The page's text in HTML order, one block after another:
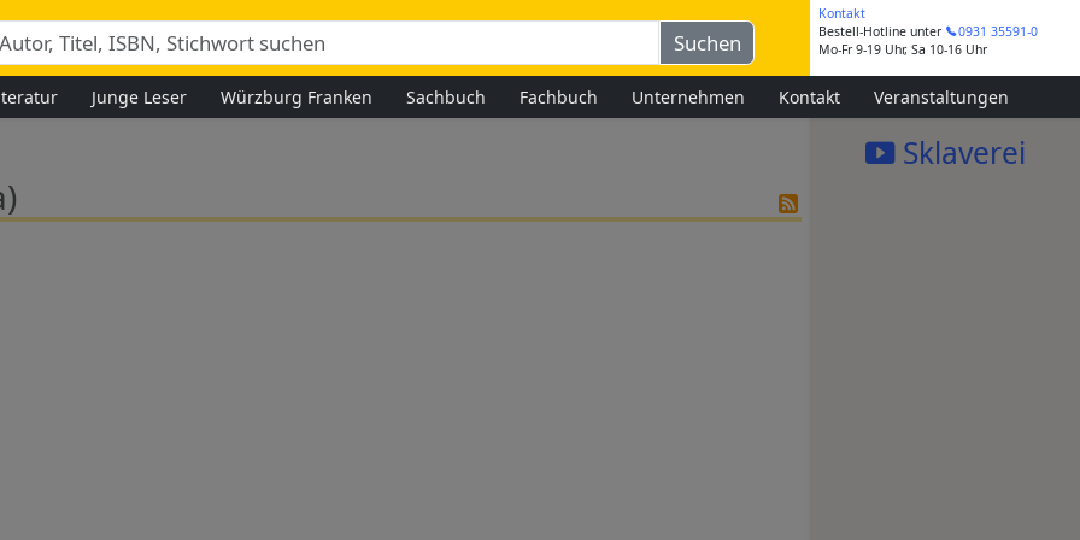
Kontakt
Bestell-Hotline unter
0931 35591-0
Mo-Fr 9-19 Uhr, Sa 10-16 Uhr
Junge Leser Würzburg Franken Sachbuch Fachbuch Unternehmen Kontakt Veranstaltungen
Sklaverei